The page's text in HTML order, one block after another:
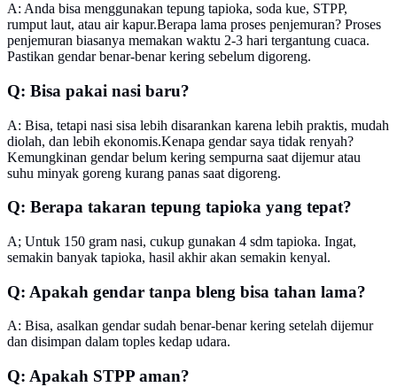
A: Anda bisa menggunakan tepung tapioka, soda kue, STPP,
rumput laut, atau air kapur.Berapa lama proses penjemuran? Proses
penjemuran biasanya memakan waktu 2-3 hari tergantung cuaca.
Pastikan gendar benar-benar kering sebelum digoreng.
Q: Bisa pakai nasi baru?
A: Bisa, tetapi nasi sisa lebih disarankan karena lebih praktis, mudah
diolah, dan lebih ekonomis.Kenapa gendar saya tidak renyah?
Kemungkinan gendar belum kering sempurna saat dijemur atau
suhu minyak goreng kurang panas saat digoreng.
Q: Berapa takaran tepung tapioka yang tepat?
A; Untuk 150 gram nasi, cukup gunakan 4 sdm tapioka. Ingat,
semakin banyak tapioka, hasil akhir akan semakin kenyal.
Q: Apakah gendar tanpa bleng bisa tahan lama?
A: Bisa, asalkan gendar sudah benar-benar kering setelah dijemur
dan disimpan dalam toples kedap udara.
Q: Apakah STPP aman?